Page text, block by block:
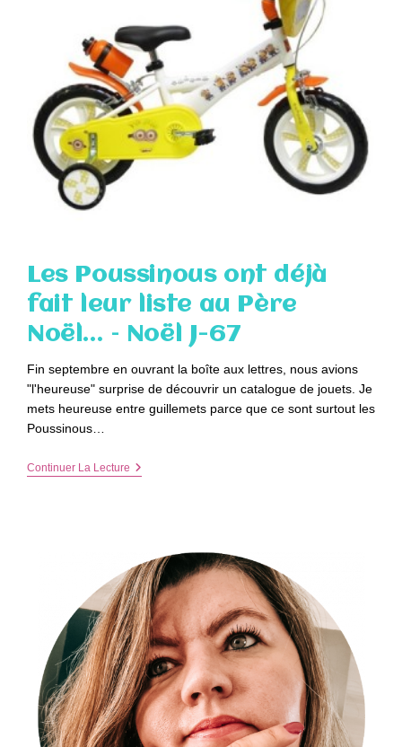
Les Poussinous ont déjà
fait leur liste au Père
Noël… – Noël J-67
Fin septembre en ouvrant la boîte aux lettres, nous avions
"l'heureuse" surprise de découvrir un catalogue de jouets. Je
mets heureuse entre guillemets parce que ce sont surtout les
Poussinous…
Continuer La LectureLes
Au
Père
Noël…
–
Noël
J-
67